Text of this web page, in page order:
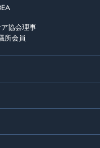
協会理事
所会員